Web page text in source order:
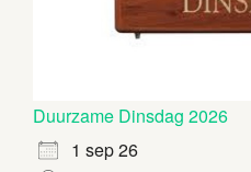
Duurzame Dinsdag 2026
1 sep 26